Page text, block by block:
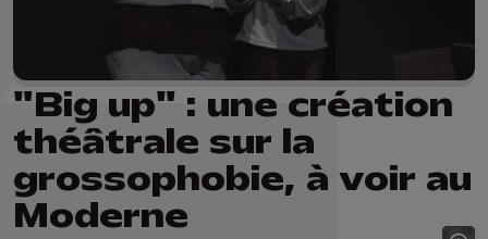
"Big up" : une création
théâtrale sur la
grossophobie, à voir au
Moderne